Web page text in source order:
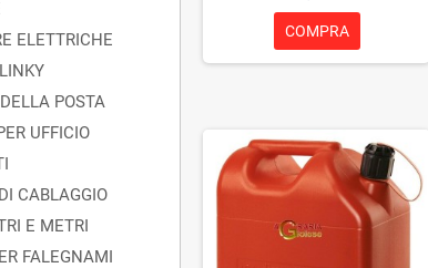
ELETTRICHE
POSTA
UFFICIO
CABLAGGIO
E METRI
FALEGNAMI
COMPRA